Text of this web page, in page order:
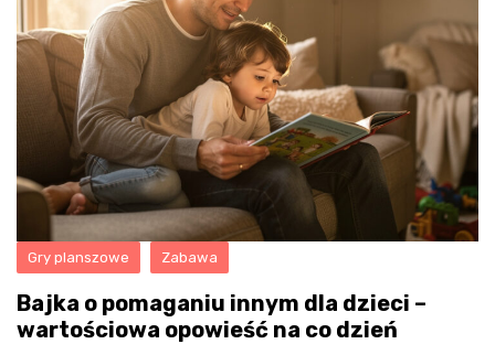
Gry planszowe Zabawa
Bajka o pomaganiu innym dla dzieci –
wartościowa opowieść na co dzień